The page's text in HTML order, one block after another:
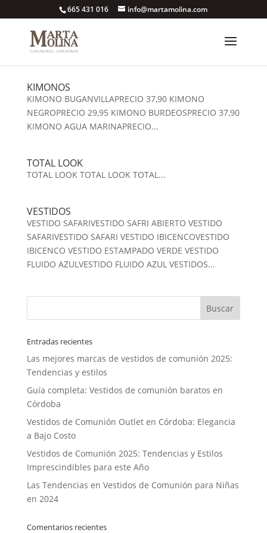
665 431 016 info@martamolina.com
KIMONOS
KIMONO BUGANVILLAPRECIO 37,90 KIMONO
NEGROPRECIO 29,95 KIMONO BURDEOSPRECIO 37,90
KIMONO AGUA MARINAPRECIO...
TOTAL LOOK
TOTAL LOOK TOTAL LOOK TOTAL...
VESTIDOS
VESTIDO SAFARIVESTIDO SAFRI ABIERTO VESTIDO
SAFARIVESTIDO SAFARI VESTIDO IBICENCOVESTIDO
IBICENCO VESTIDO ESTAMPADO VERDE VESTIDO
FLUIDO AZULVESTIDO FLUIDO AZUL VESTIDOS...
Entradas recientes
Las mejores marcas de vestidos de comunión 2025:
Tendencias y estilos
Guía completa: Vestidos de comunión baratos en
Córdoba
Vestidos de Comunión Outlet en Córdoba: Elegancia
a Bajo Costo
Vestidos de Comunión 2025: Tendencias y Estilos
Imprescindibles para este Año
Las Tendencias en Vestidos de Comunión para Niñas
en 2024
Comentarios recientes